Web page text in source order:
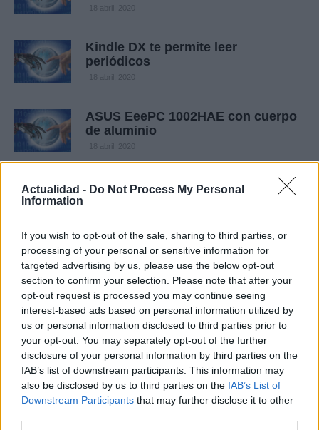
Actualidad - Do Not Process My Personal
Information
If you wish to opt-out of the sale, sharing to third parties, or
processing of your personal or sensitive information for
targeted advertising by us, please use the below opt-out
section to confirm your selection. Please note that after your
opt-out request is processed you may continue seeing
interest-based ads based on personal information utilized by
us or personal information disclosed to third parties prior to
your opt-out. You may separately opt-out of the further
disclosure of your personal information by third parties on the
IAB’s list of downstream participants. This information may
also be disclosed by us to third parties on the IAB’s List of
Downstream Participants that may further disclose it to other
18 abril, 2020
Kindle DX te permite leer
periódicos
18 abril, 2020
ASUS EeePC 1002HAE con cuerpo
de aluminio
18 abril, 2020
Intel sorprendre con su nueva
campaña de publicidad
Dell ofrece el Mini 10 con Ubuntu y
opción de SSD
18 abril, 2020
HTC Magic de Vodafone
desempaquetado
18 abril, 2020
Prototipo para crear un conector
mini-HDMI
18 abril, 2020